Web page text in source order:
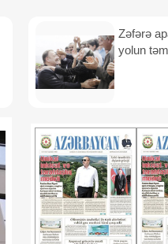
Zəfərə
yolun